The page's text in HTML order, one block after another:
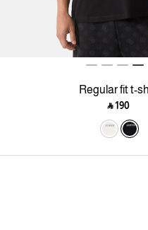
Regular fit t-
‎ ⃁ ⁦190⁩ ‎